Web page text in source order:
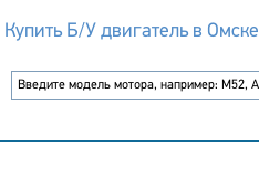
Купить Б/У двигатель в Омске